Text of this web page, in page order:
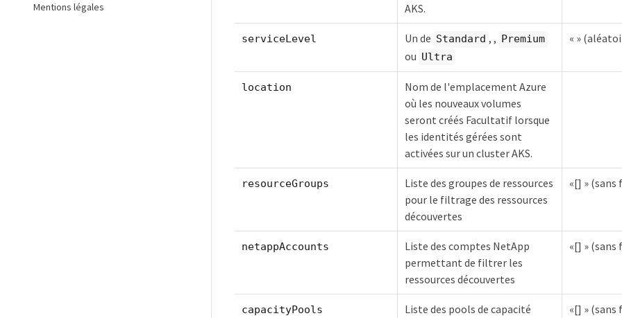
Mentions légales
AKS.
serviceLevel Un de Standard , , Premium
ou Ultra
« »
location
Nom de l'emplacement Azure
où les nouveaux volumes
seront créés Facultatif lorsque
les identités gérées sont
activées sur un cluster AKS.
resourceGroups
Liste des groupes de ressources
pour le filtrage des ressources
découvertes
«[] »
netappAccounts
Liste des comptes NetApp
permettant de filtrer les
ressources découvertes
«[] »
capacityPools
Liste des pools de capacité
«[] »